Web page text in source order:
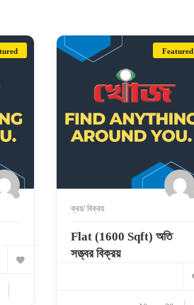
Featured
ক্রয়/ বিক্রয়
Flat (1600 Sqft) অতি
সত্ত্বর বিক্রয়